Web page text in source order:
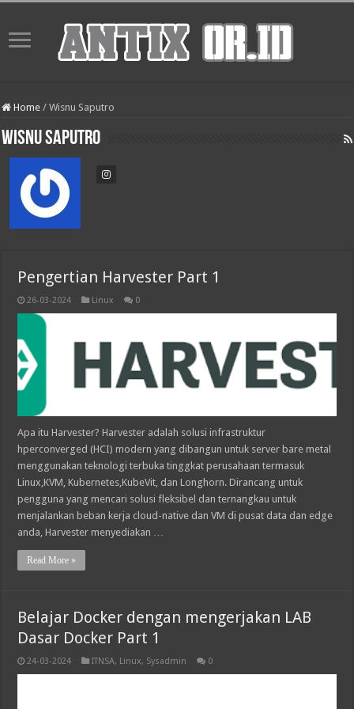
Home / Wisnu Saputro
Wisnu Saputro
Pengertian Harvester Part 1
26-03-2024 Linux 0
Apa itu Harvester? Harvester adalah solusi infrastruktur
hperconverged (HCI) modern yang dibangun untuk server bare metal
menggunakan teknologi terbuka tinggkat perusahaan termasuk
Linux,KVM, Kubernetes,KubeVit, dan Longhorn. Dirancang untuk
pengguna yang mencari solusi fleksibel dan ternangkau untuk
menjalankan beban kerja cloud-native dan VM di pusat data dan edge
anda, Harvester menyediakan …
Read More »
Belajar Docker dengan mengerjakan LAB
Dasar Docker Part 1
24-03-2024 ITNSA, Linux, Sysadmin 0